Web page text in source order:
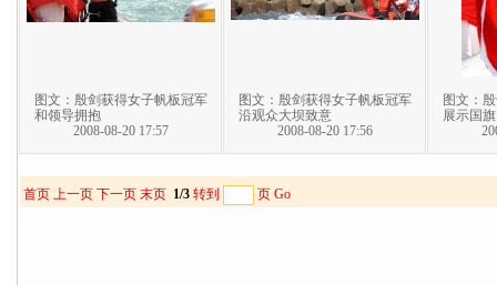
图文：殷剑获得女子帆板冠军
和领导拥抱
2008-08-20 17:57
图文：殷剑获得女子帆板冠军
沿观众大坝致意
2008-08-20 17:56
图文：
展示国旗
首页 上一页 下一页 末页 1/3转到 页 Go